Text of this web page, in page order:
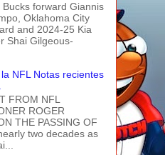
forward Giannis
Oklahoma City
and 2024-25 Kia
Shai Gilgeous-
NFL Notas recientes
FROM NFL
ROGER
THE PASSING OF
two decades as